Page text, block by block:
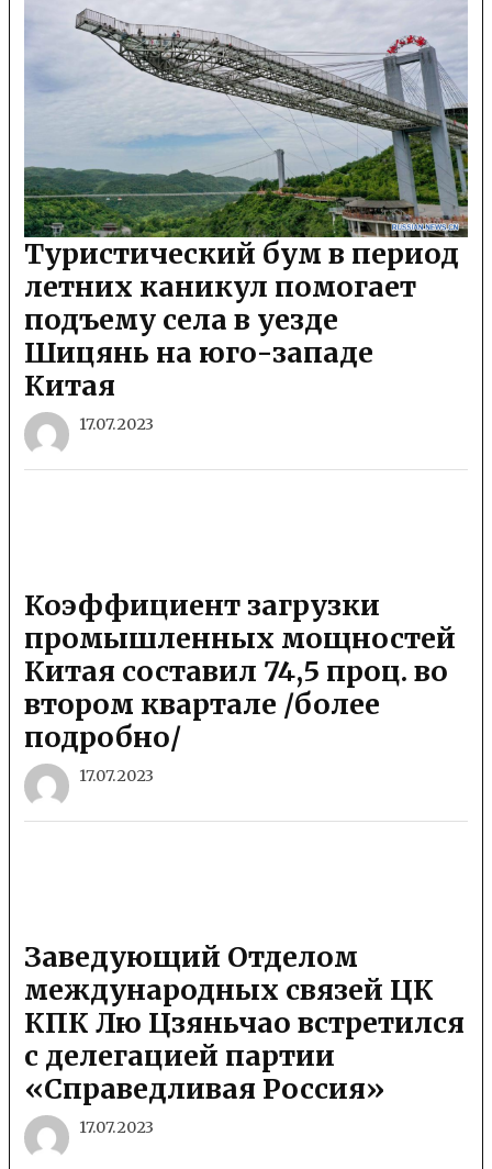
Туристический бум в период
летних каникул помогает
подъему села в уезде
Шицянь на юго-западе
Китая
17.07.2023
Коэффициент загрузки
промышленных мощностей
Китая составил 74,5 проц. во
втором квартале /более
подробно/
17.07.2023
Заведующий Отделом
международных связей ЦК
КПК Лю Цзяньчао встретился
с делегацией партии
«Справедливая Россия»
17.07.2023